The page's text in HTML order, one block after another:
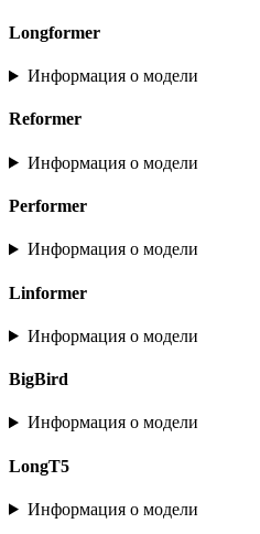
Longformer
Информация о модели
Reformer
Информация о модели
Performer
Информация о модели
Linformer
Информация о модели
BigBird
Информация о модели
LongT5
Информация о модели